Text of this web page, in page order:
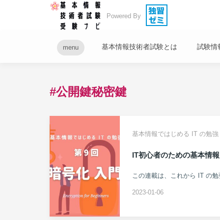
Powered By
menu 基本情報技術者試験とは 試験情
#公開鍵秘密鍵
基本情報ではじめる IT の勉強
IT初心者のための基本情
2023-01-06